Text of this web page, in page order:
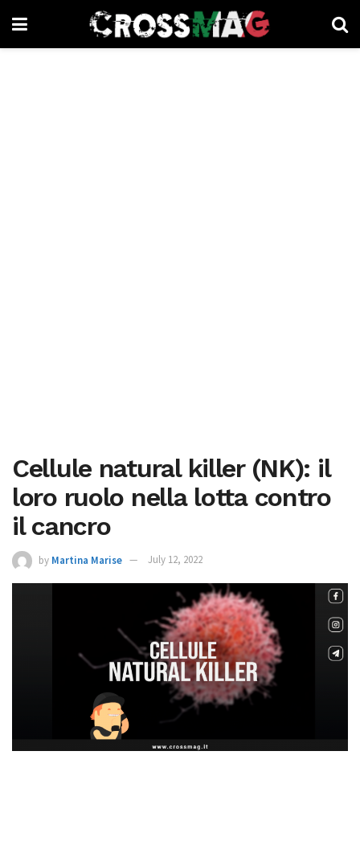
Cellule natural killer (NK): il
loro ruolo nella lotta contro
il cancro
by Martina Marise July 12, 2022